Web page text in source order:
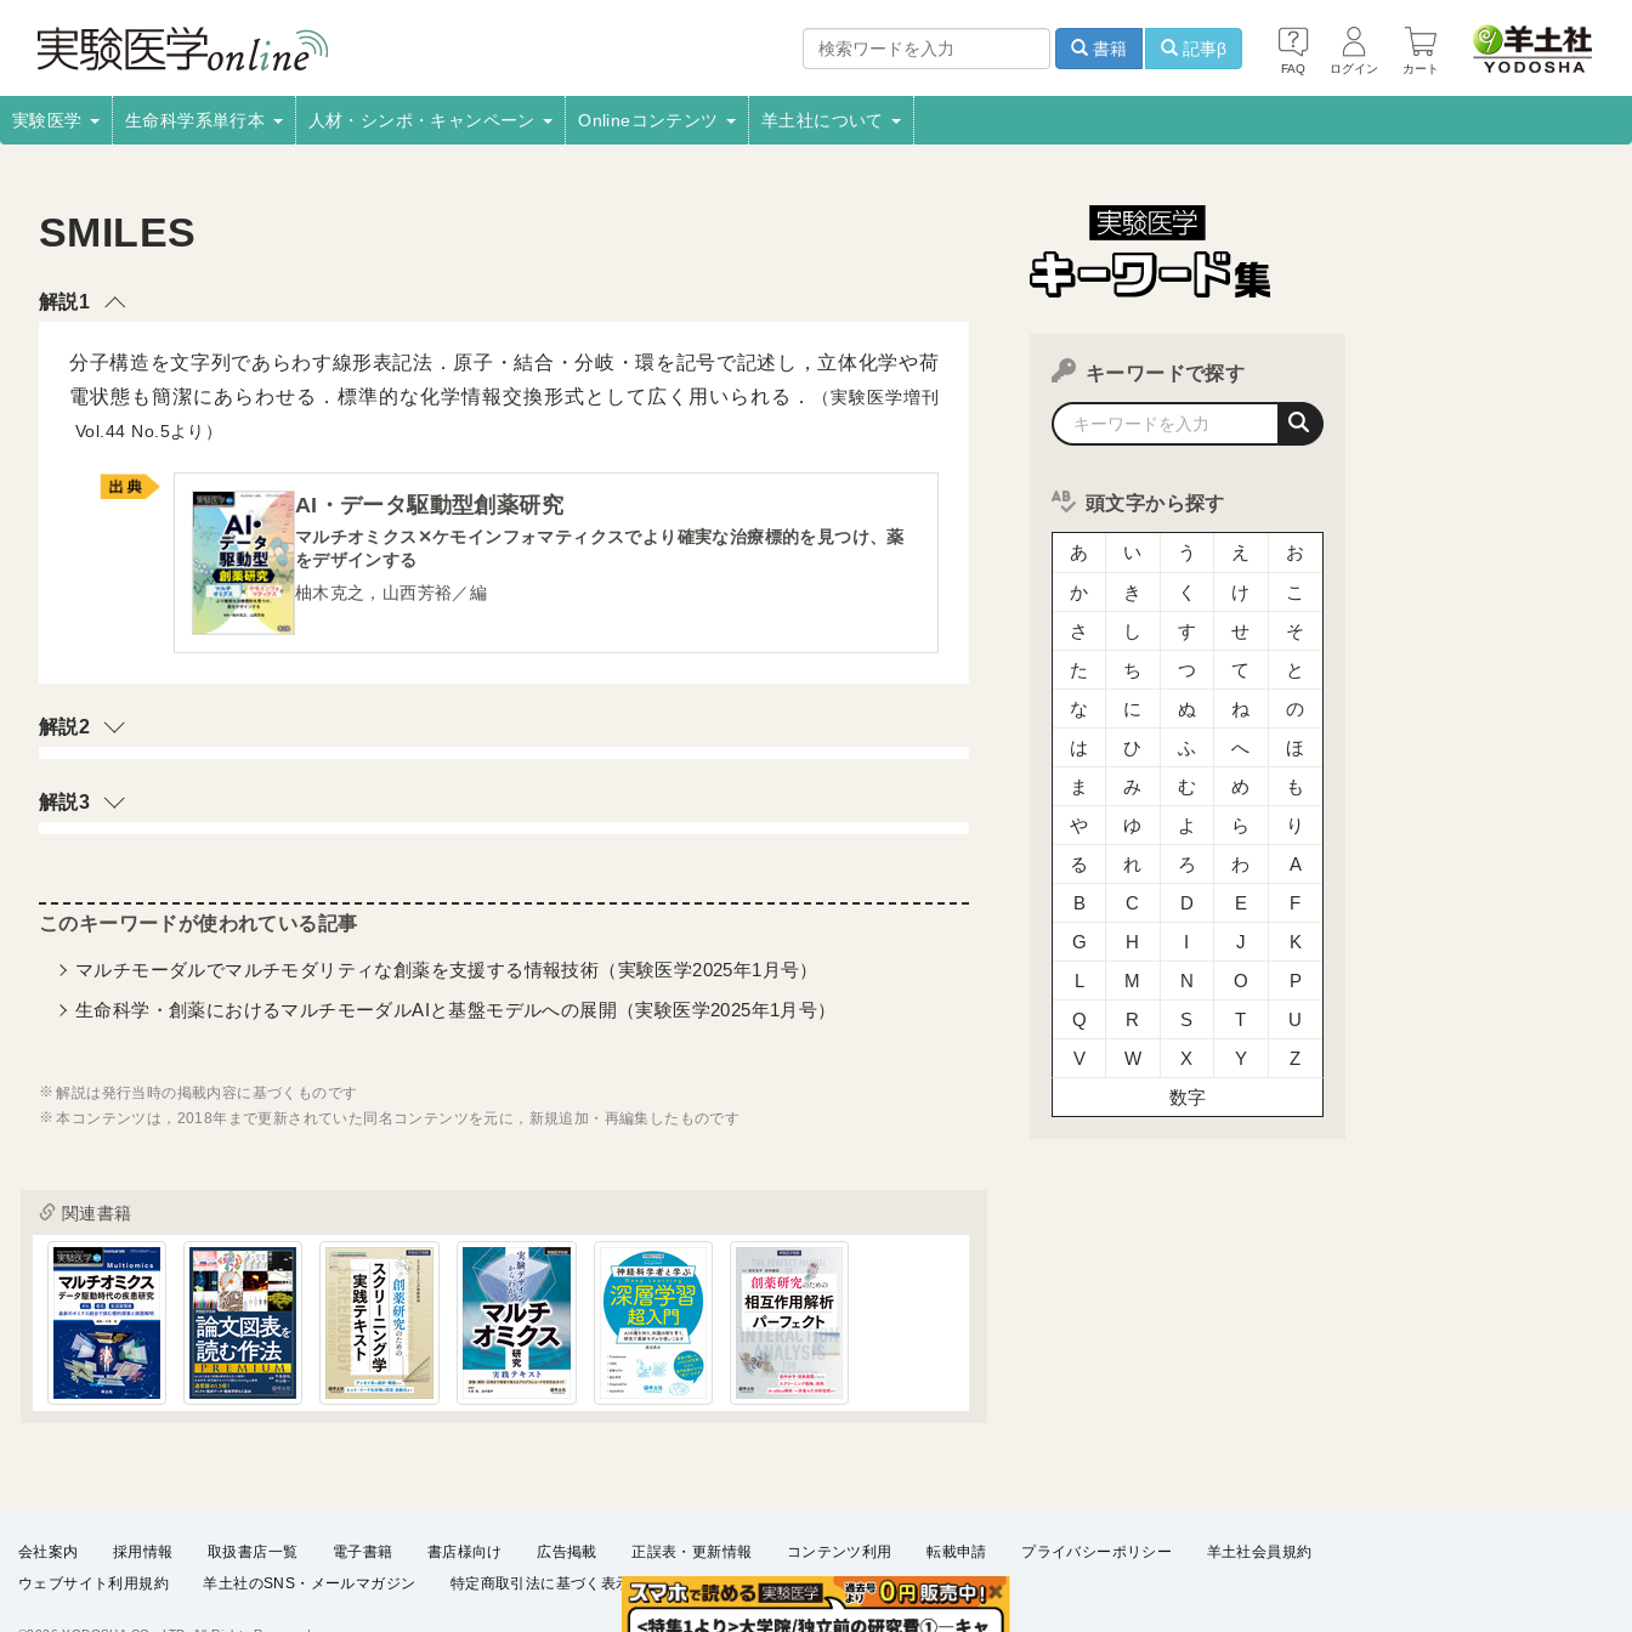
FAQ ログイン カート
書籍 記事β
実験医学 生命科学系単行本 人材・シンポ・キャンペーン Onlineコンテンツ 羊土社について
SMILES
解説1
分子構造を文字列であらわす線形表記法．原子・結合・分岐・環を記号で記述し，立体化学や荷
電状態も簡潔にあらわせる．標準的な化学情報交換形式として広く用いられる．
（実験医学増刊
44
5より）
AI・データ駆動型創薬研究
マルチオミクス✕ケモインフォマティクスでより確実な治療標的を見つけ、薬
をデザインする
柚木克之，山西芳裕／編
解説2
解説3
マルチモーダルでマルチモダリティな創薬を支援する情報技術（実験医学2025年1月号）
生命科学・創薬におけるマルチモーダルAIと基盤モデルへの展開（実験医学2025年1月号）
解説は発行当時の掲載内容に基づくものです
本コンテンツは，2018年まで更新されていた同名コンテンツを元に，新規追加・再編集したものです
関連書籍
キーワードで探す
頭文字から探す
あ い う え
お
か
き く け
こ
さ
し す せ
そ
た
ち つ て
と
な
に ぬ ね
の
は
ひ ふ へ
ほ
ま
み む め
も
や
ゆ よ ら
り
る
れ ろ わ
A
B
C D E
F
G
H I J
K
L
M N O
P
Q
R S T
U
V
W X Y
Z
数字
会社案内 採用情報 取扱書店一覧 電子書籍 書店様向け 広告掲載 正誤表・更新情報 コンテンツ利用 転載申請 プライバシーポリシー
羊土社会員規約
ウェブサイト利用規約
羊土社のSNS・メールマガジン 特定商取引法に基づく表示 FAQ お問い合わせ English